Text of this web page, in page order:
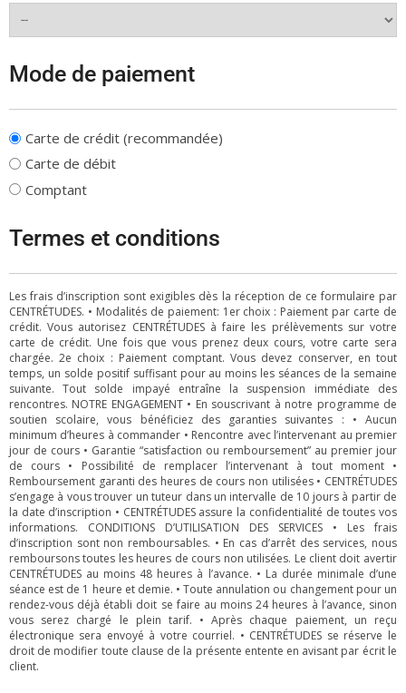
Mode de paiement
Carte de crédit (recommandée)
Carte de débit
Comptant
Termes et conditions
Les frais d’inscription sont exigibles dès la réception de ce formulaire par
CENTRÉTUDES. • Modalités de paiement: 1er choix : Paiement par carte de
crédit. Vous autorisez CENTRÉTUDES à faire les prélèvements sur votre
carte de crédit. Une fois que vous prenez deux cours, votre carte sera
chargée. 2e choix : Paiement comptant. Vous devez conserver, en tout
temps, un solde positif suffisant pour au moins les séances de la semaine
suivante. Tout solde impayé entraîne la suspension immédiate des
rencontres. NOTRE ENGAGEMENT • En souscrivant à notre programme de
soutien scolaire, vous bénéficiez des garanties suivantes : • Aucun
minimum d’heures à commander • Rencontre avec l’intervenant au premier
jour de cours • Garantie “satisfaction ou remboursement” au premier jour
de cours • Possibilité de remplacer l’intervenant à tout moment •
Remboursement garanti des heures de cours non utilisées • CENTRÉTUDES
s’engage à vous trouver un tuteur dans un intervalle de 10 jours à partir de
la date d’inscription • CENTRÉTUDES assure la confidentialité de toutes vos
informations. CONDITIONS D’UTILISATION DES SERVICES • Les frais
d’inscription sont non remboursables. • En cas d’arrêt des services, nous
remboursons toutes les heures de cours non utilisées. Le client doit avertir
CENTRÉTUDES au moins 48 heures à l’avance. • La durée minimale d’une
séance est de 1 heure et demie. • Toute annulation ou changement pour un
rendez-vous déjà établi doit se faire au moins 24 heures à l’avance, sinon
vous serez chargé le plein tarif. • Après chaque paiement, un reçu
électronique sera envoyé à votre courriel. • CENTRÉTUDES se réserve le
droit de modifier toute clause de la présente entente en avisant par écrit le
client.